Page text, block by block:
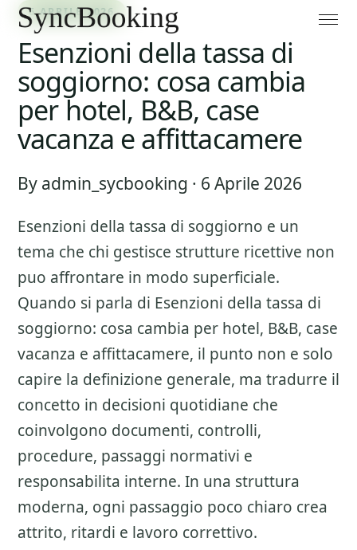
6 APRILE 2026
Esenzioni della tassa di
soggiorno: cosa cambia
per hotel, B&B, case
vacanza e affittacamere
By admin_sycbooking · 6 Aprile 2026
Esenzioni della tassa di soggiorno e un
tema che chi gestisce strutture ricettive non
puo affrontare in modo superficiale.
Quando si parla di Esenzioni della tassa di
soggiorno: cosa cambia per hotel, B&B, case
vacanza e affittacamere, il punto non e solo
capire la definizione generale, ma tradurre il
concetto in decisioni quotidiane che
coinvolgono documenti, controlli,
procedure, passaggi normativi e
responsabilita interne. In una struttura
moderna, ogni passaggio poco chiaro crea
attrito, ritardi e lavoro correttivo.